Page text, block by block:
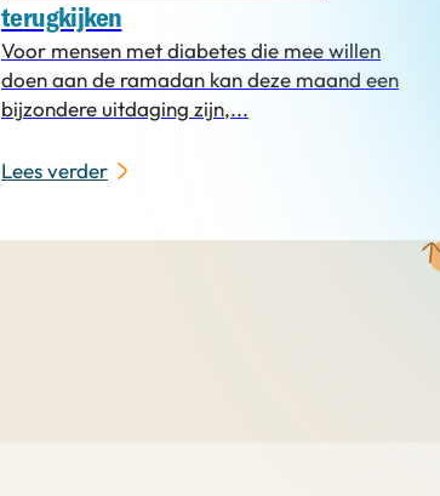
terugkijken
Voor mensen met diabetes die mee willen
doen aan de ramadan kan deze maand een
bijzondere uitdaging zijn,...
Lees verder